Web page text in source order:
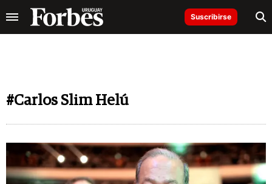
Suscribirse
#Carlos Slim Helú